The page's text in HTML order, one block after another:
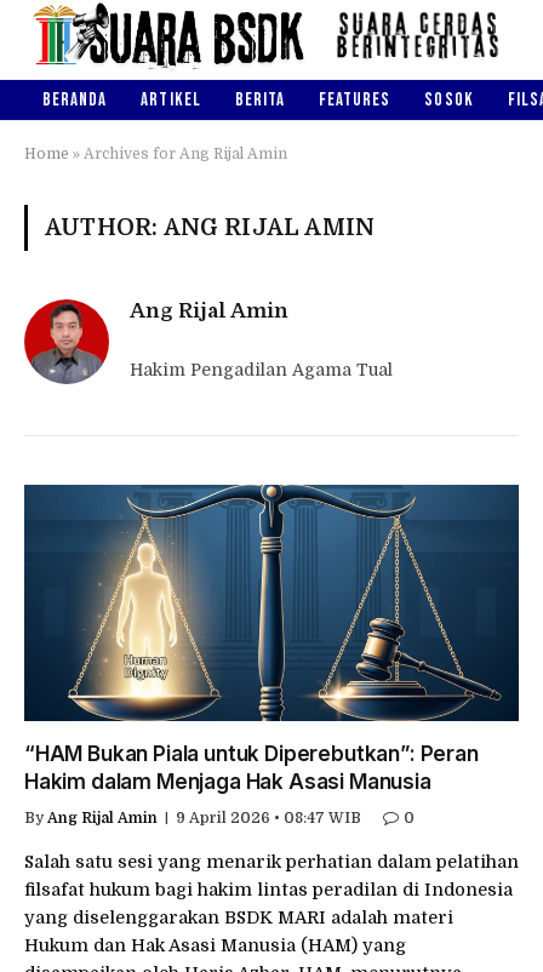
BERANDA ARTIKEL BERITA FEATURES SOSOK
Home » Archives for Ang Rijal Amin
AUTHOR: ANG RIJAL AMIN
Ang Rijal Amin
Hakim Pengadilan Agama Tual
“HAM Bukan Piala untuk Diperebutkan”: Peran
Hakim dalam Menjaga Hak Asasi Manusia
By Ang Rijal Amin 9 April 2026 • 08:47 WIB 0
Salah satu sesi yang menarik perhatian dalam pelatihan
filsafat hukum bagi hakim lintas peradilan di Indonesia
yang diselenggarakan BSDK MARI adalah materi
Hukum dan Hak Asasi Manusia (HAM) yang